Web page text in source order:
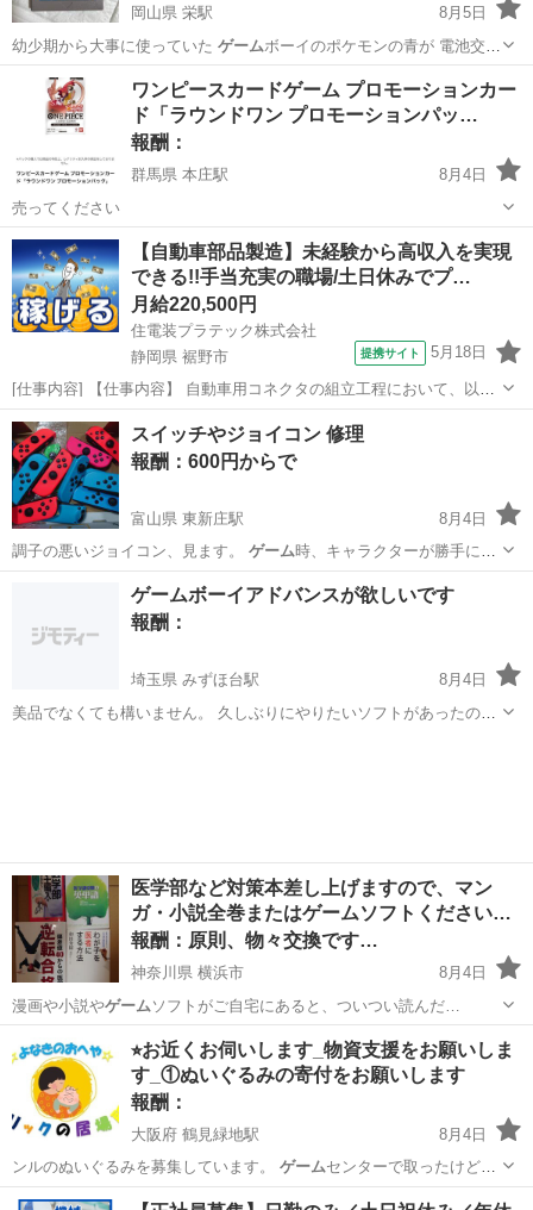
岡山県 栄駅
8月5日
幼少期から大事に使っていた ゲームボーイのポケモンの青が 電池交換
しても…
岡山 倉敷市 栄駅 買いたい/ください
ワンピースカードゲーム プロモーションカー
ド「ラウンドワン プロモーションパッ…
報酬：
群馬県 本庄駅
8月4日
売ってください
群馬 伊勢崎市 本庄駅 買いたい/ください
【自動車部品製造】未経験から高収入を実現
できる!!手当充実の職場/土日休みでプ…
月給220,500円
住電装プラテック株式会社
静岡県 裾野市
提携サイト 5月18日
[仕事内容] 【仕事内容】 自動車用コネクタの組立工程において、以下
業務をお願いいたします。 ■生産設備の操作（射出成型機やプレス
機、組立機など） ■生産段取り ■箱替え ■材料供給及び補助作業 （業
務の変更の範囲） 会社...
静岡 裾野市 工場
スイッチやジョイコン 修理
報酬：600円からで
富山県 東新庄駅
8月4日
調子の悪いジョイコン、見ます。 ゲーム時、キャラクターが勝手に動
く、ボタンが…
東新庄駅 手伝いたい/助けたい ジョイコン
ゲームボーイアドバンスが欲しいです
報酬：
埼玉県 みずほ台駅
8月4日
美品でなくても構いません。 久しぶりにやりたいソフトがあったので
医学部など対策本差し上げますので、マン
ガ・小説全巻またはゲームソフトください。
…
報酬：原則、物々交換です…
神奈川県 横浜市
8月4日
漫画や小説やゲーム ソフトがご自宅にあると、ついつい読んだ…
交換したい ゲームソフト
⭐︎お近くお伺いします_物資支援をお願いしま
す_①ぬいぐるみの寄付をお願いします
報酬：
大阪府 鶴見緑地駅
8月4日
ンルのぬいぐるみを募集しています。 ゲームセンターで取ったけど余
っている… もら…
大阪 大阪市 鶴見緑地駅 買いたい/ください こども